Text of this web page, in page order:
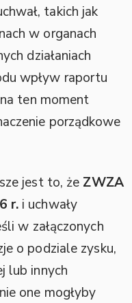
takich jak
w organach
działaniach
wpływ raportu
ten moment
porządkowe
jest to, że ZWZA
r.i uchwały
w załączonych
o podziale zysku,
lub innych
one mogłyby